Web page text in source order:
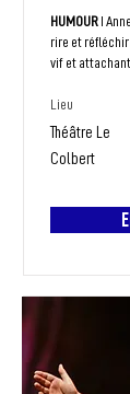
HUMOURI
rire et
vif et attachant.
Lieu
Théâtre Le
Colbert